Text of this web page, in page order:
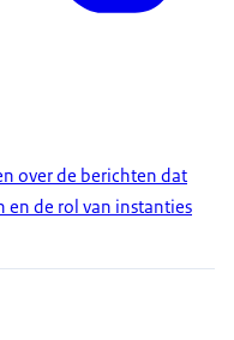
over de berichten dat
en de rol van instanties